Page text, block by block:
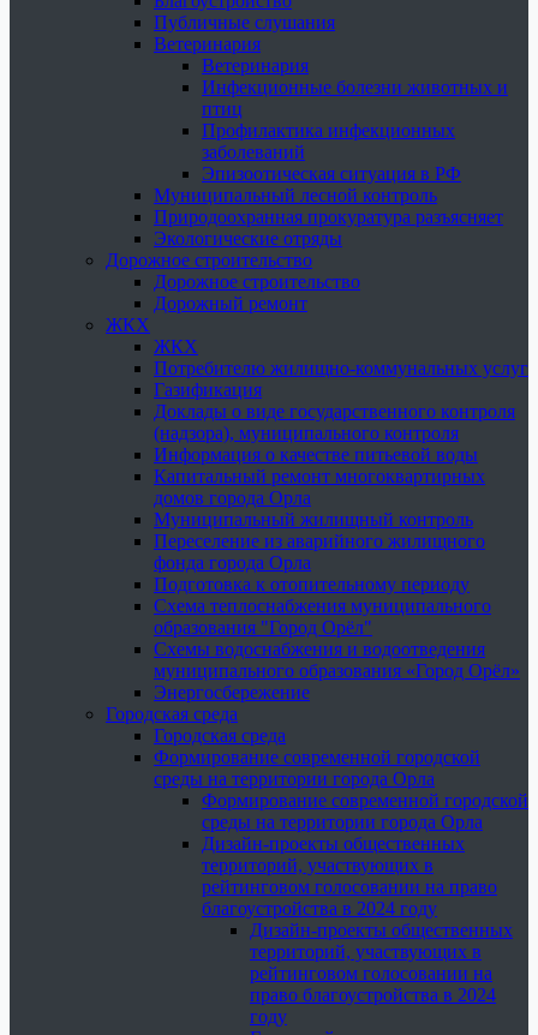
Публичные слушания
Ветеринария
Ветеринария
Инфекционные болезни животных и
птиц
Профилактика инфекционных
заболеваний
Эпизоотическая ситуация в РФ
Муниципальный лесной контроль
Природоохранная прокуратура разъясняет
Экологические отряды
Дорожное строительство
Дорожное строительство
Дорожный ремонт
ЖКХ
ЖКХ
Потребителю жилищно-коммунальных услуг
Газификация
Доклады о виде государственного контроля
(надзора), муниципального контроля
Информация о качестве питьевой воды
Капитальный ремонт многоквартирных
домов города Орла
Муниципальный жилищный контроль
Переселение из аварийного жилищного
фонда города Орла
Подготовка к отопительному периоду
Схема теплоснабжения муниципального
образования "Город Орёл"
Схемы водоснабжения и водоотведения
муниципального образования «Город Орёл»
Энергосбережение
Городская среда
Городская среда
Формирование современной городской
среды на территории города Орла
Формирование современной городской
среды на территории города Орла
Дизайн-проекты общественных
территорий, участвующих в
рейтинговом голосовании на право
благоустройства в 2024 году
Дизайн-проекты общественных
территорий, участвующих в
рейтинговом голосовании на
право благоустройства в 2024
году